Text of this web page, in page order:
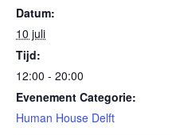
Datum:
10 juli
Tijd:
12:00 - 20:00
Evenement Categorie:
Human House Delft